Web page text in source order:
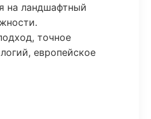
на ландшафтный
точное
европейское